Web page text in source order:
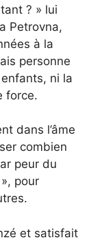
? » lui
Petrovna,
à la
personne
ni la
force.
dans l’âme
combien
peur du
pour
et satisfait